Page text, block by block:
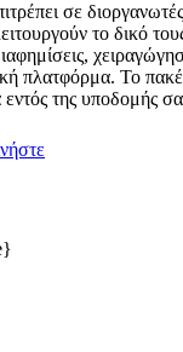
σε
το δικό
πλατφόρμα. Το
της υποδομής